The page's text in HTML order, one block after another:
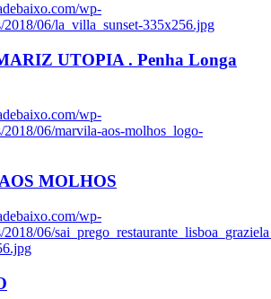
wp-
2018/06/la_villa_sunset-335x256.jpg
UTOPIA . Penha Longa
wp-
2018/06/marvila-aos-molhos_logo-
MOLHOS
wp-
06/